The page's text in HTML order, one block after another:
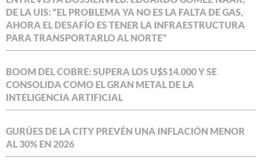
DE LA UIS: “EL PROBLEMA YA NO ES LA FALTA DE GAS,
AHORA EL DESAFÍO ES TENER LA INFRAESTRUCTURA
PARA TRANSPORTARLO AL NORTE”
BOOM DEL COBRE: SUPERA LOS U$S14.000 Y SE
CONSOLIDA COMO EL GRAN METAL DE LA
INTELIGENCIA ARTIFICIAL
GURÚES DE LA CITY PREVÉN UNA INFLACIÓN MENOR
AL 30% EN 2026